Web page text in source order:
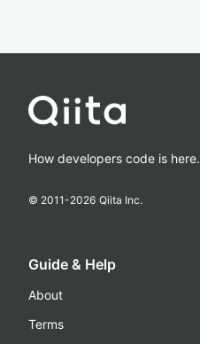
How developers code is here.
© 2011-2026 Qiita Inc.
Guide & Help
About
Terms